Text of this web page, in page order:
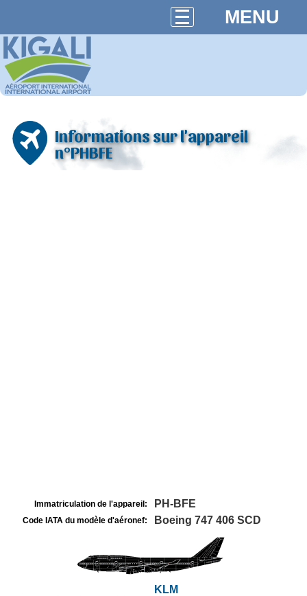
MENU
Informations sur l'appareil
n°PHBFE
Immatriculation de l'appareil: PH-BFE
Code IATA du modèle d'aéronef: Boeing 747 406 SCD
KLM